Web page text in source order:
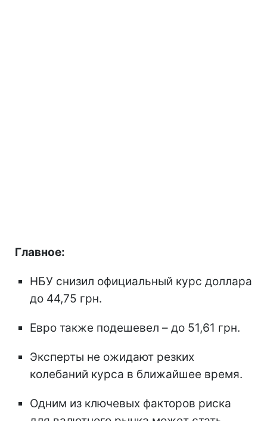
Главное:
НБУ снизил официальный курс доллара
до 44,75 грн.
Евро также подешевел – до 51,61 грн.
Эксперты не ожидают резких
колебаний курса в ближайшее время.
Одним из ключевых факторов риска